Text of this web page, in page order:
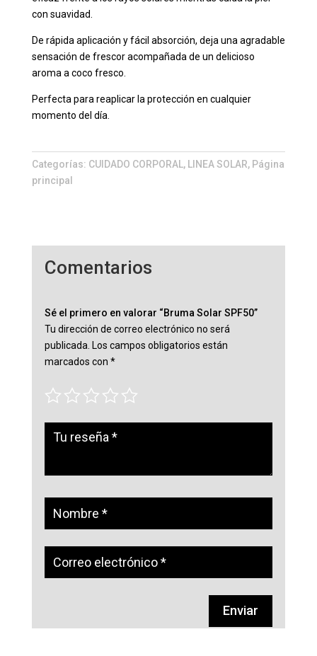
con suavidad.
De rápida aplicación y fácil absorción, deja una agradable
sensación de frescor acompañada de un delicioso
aroma a coco fresco.
Perfecta para reaplicar la protección en cualquier
momento del día.
Categorías: CUIDADO CORPORAL, LINEA SOLAR, Página
principal
Comentarios
Sé el primero en valorar “Bruma Solar SPF50”
Tu dirección de correo electrónico no será
publicada. Los campos obligatorios están
marcados con *
Enviar